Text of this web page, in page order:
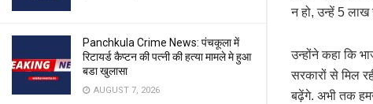
Panchkula Crime News: पंचकूला में
रिटायर्ड कैप्टन की पत्नी की हत्या मामले मे हुआ
बडा खुलासा
AUGUST 7, 2026
न हो, उन्हें 5
उन्होंने कहा कि
सरकारों से मिल
बढ़ेंगे. अभी तक